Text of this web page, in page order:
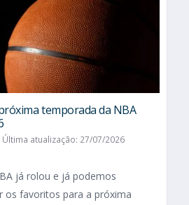
temporada da NBA
Última atualização: 27/07/2026
já rolou e já podemos
os favoritos para a próxima